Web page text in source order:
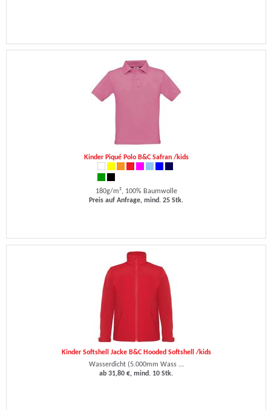
Kinder Piqué Polo B&C Safran /kids
180g/m², 100% Baumwolle
Preis auf Anfrage, mind. 25 Stk.
Kinder Softshell Jacke B&C Hooded Softshell /kids
Wasserdicht (5.000mm Wass ...
ab 31,80 €, mind. 10 Stk.